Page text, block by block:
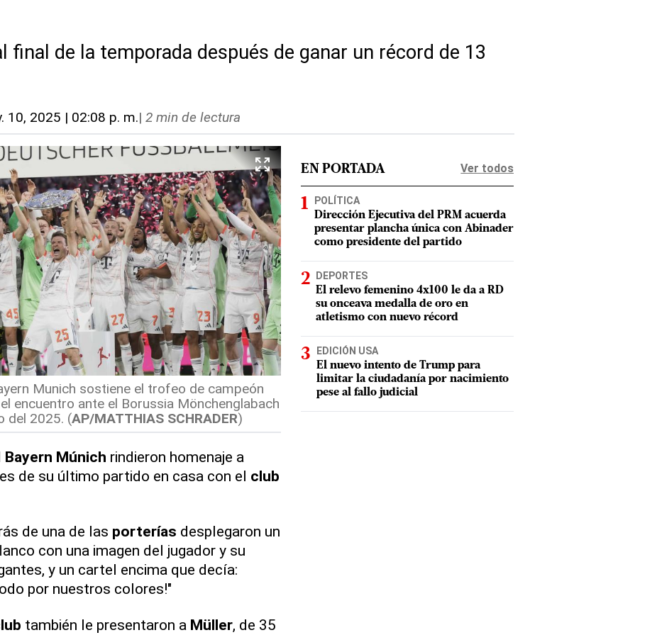
final de la temporada después de ganar un récord de 13
10, 2025 | 02:08 p. m.| 2 min de lectura
Munich sostiene el trofeo de campeón
encuentro ante el Borussia Mönchenglabach
del 2025. (AP/MATTHIAS SCHRADER)
Bayern Múnich rindieron homenaje a
de su último partido en casa con el club
de una de las porterías desplegaron un
con una imagen del jugador y su
y un cartel encima que decía:
por nuestros colores!"
también le presentaron a Müller, de 35
EN PORTADA Ver todos
POLÍTICA
Dirección Ejecutiva del PRM acuerda
presentar plancha única con Abinader
como presidente del partido
DEPORTES
El relevo femenino 4x100 le da a RD
su onceava medalla de oro en
atletismo con nuevo récord
EDICIÓN USA
El nuevo intento de Trump para
limitar la ciudadanía por nacimiento
pese al fallo judicial